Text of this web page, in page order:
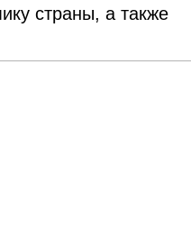
страны, а также